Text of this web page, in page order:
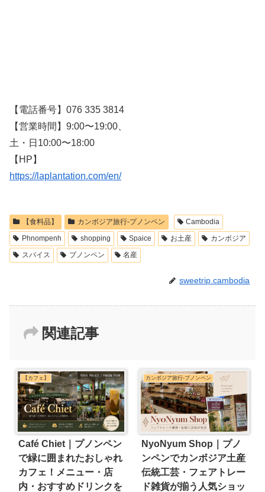
【電話番号】076 335 3814
【営業時間】9:00〜19:00、
土・日10:00〜18:00
【HP】
https://laplantation.com/en/
【食料品】 カンボジア旅行-プノンペン
Cambodia
Phnompenh
shopping Spaice お土産
カンボジア
スパイス
プノンペン 名産
sweetrip.cambodia
関連記事
【カフェ】
Café Chiet｜プノンペン
で緑に囲まれたおしゃれ
カフェ！メニュー・店
内・おすすめドリンクを
カンボジア旅行-プノンペン
NyoNyum Shop｜プノ
ンペンでカンボジア土産
伝統工芸・フェアトレー
ド雑貨が揃う人気ショッ